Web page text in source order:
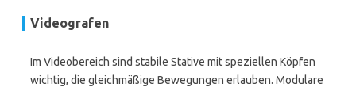
Videografen
Im Videobereich sind stabile Stative mit speziellen Köpfen
wichtig, die gleichmäßige Bewegungen erlauben. Modulare